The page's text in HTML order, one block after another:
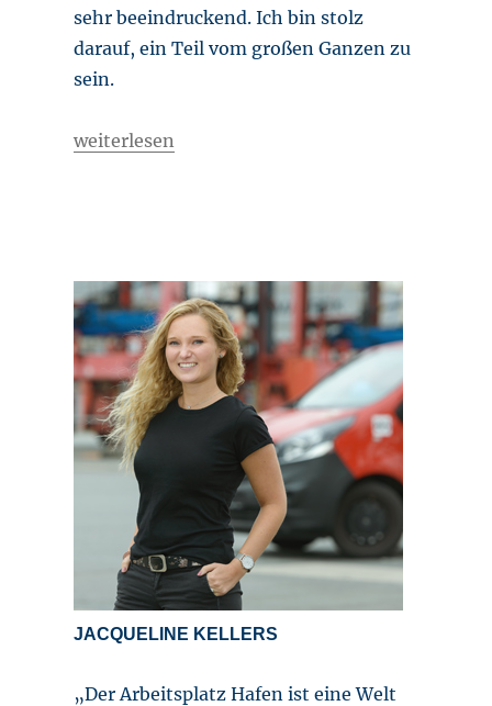
sehr beeindruckend. Ich bin stolz
darauf, ein Teil vom großen Ganzen zu
sein.
„Aus der Bankenmetropole in die Seestadt“
weiterlesen
JACQUELINE KELLERS
„Der Arbeitsplatz Hafen ist eine Welt